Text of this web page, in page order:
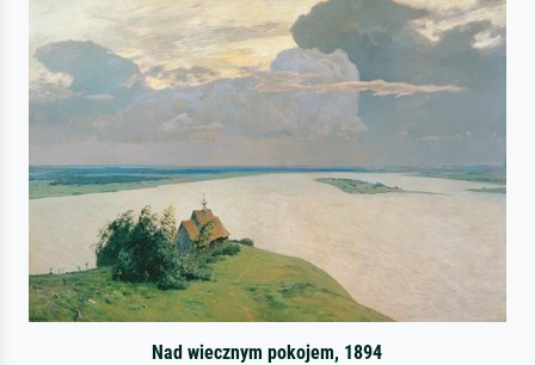
Nad wiecznym pokojem, 1894